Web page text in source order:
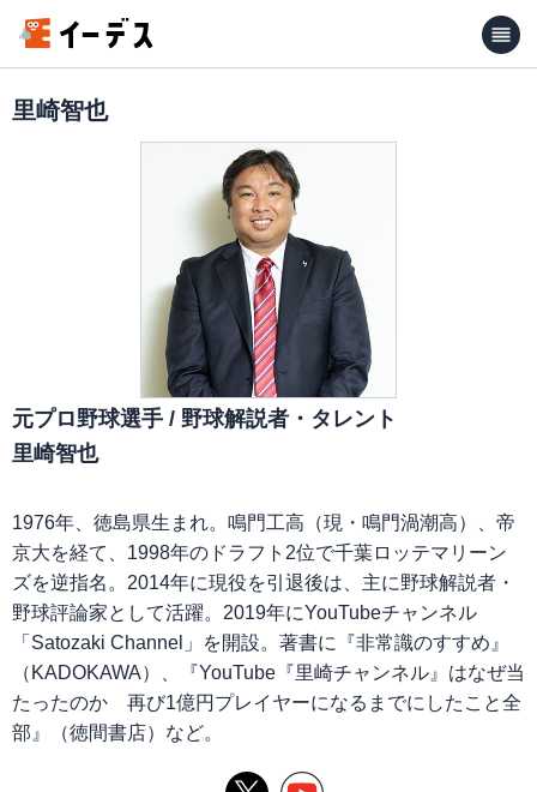
里崎智也
元プロ野球選手 / 野球解説者・タレント
里崎智也
1976年、徳島県生まれ。鳴門工高（現・鳴門渦潮高）、帝
京大を経て、1998年のドラフト2位で千葉ロッテマリーン
ズを逆指名。2014年に現役を引退後は、主に野球解説者・
野球評論家として活躍。2019年にYouTubeチャンネル
「Satozaki Channel」を開設。著書に『非常識のすすめ』
（KADOKAWA）、『YouTube『里崎チャンネル』はなぜ当
たったのか 再び1億円プレイヤーになるまでにしたこと全
部』（徳間書店）など。